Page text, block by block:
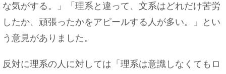
な気がする。」「理系と違って、文系はどれだけ苦労
したか、頑張ったかをアピールする人が多い。」とい
う意見がありました。
反対に理系の人に対しては「理系は意識しなくてもロ